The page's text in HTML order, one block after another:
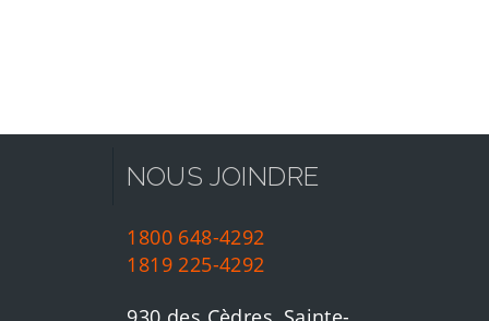
NOUS JOINDRE
1800 648-4292
1819 225-4292